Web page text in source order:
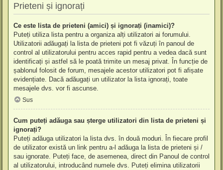
Prieteni și ignorați
Ce este lista de prieteni (amici) și ignorați (inamici)?
Puteți utiliza lista pentru a organiza alți utilizatori ai forumului.
Utilizatorii adăugați la lista de prieteni pot fi văzuți în panoul de
control al utilizatorului pentru acces rapid pentru a vedea dacă sunt
identificați și astfel să le poată trimite un mesaj privat. În funcție de
șablonul folosit de forum, mesajele acestor utilizatori pot fi afișate
evidențiate. Dacă adăugați un utilizator la lista ignorați, toate
mesajele dvs. vor fi ascunse.
Sus
Cum puteți adăuga sau șterge utilizatori din lista de prieteni și
ignorați?
Puteți adăuga utilizatori la lista dvs. în două moduri. În fiecare profil
de utilizator există un link pentru a-l adăuga la lista de prieteni și /
sau ignorate. Puteți face, de asemenea, direct din Panoul de control
al utilizatorului, introducând numele dvs. Puteți elimina utilizatorii